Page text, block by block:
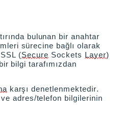
bulunan bir anahtar
sürecine bağlı olarak
(Secure Sockets Layer)
bilgi tarafımızdan
karşı denetlenmektedir.
adres/telefon bilgilerinin